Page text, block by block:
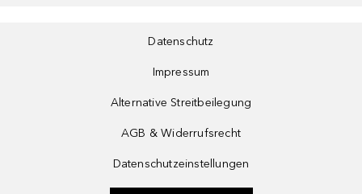
Datenschutz
Impressum
Alternative Streitbeilegung
AGB & Widerrufsrecht
Datenschutzeinstellungen